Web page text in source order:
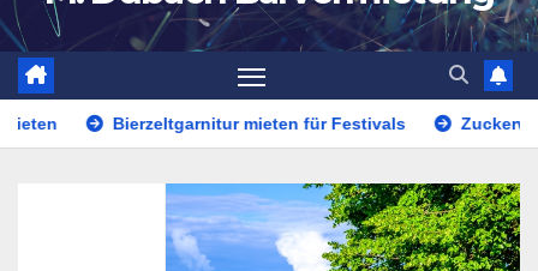
Bierzeltgarnitur mieten für Festivals